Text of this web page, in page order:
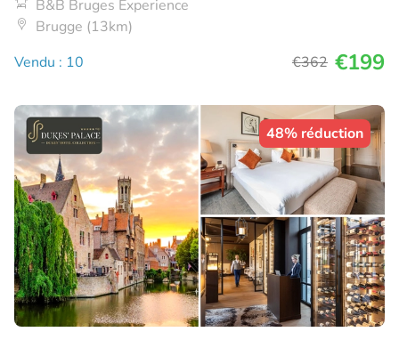
B&B Bruges Experience
Brugge (13km)
Vendu : 10
€362 €199
48% réduction